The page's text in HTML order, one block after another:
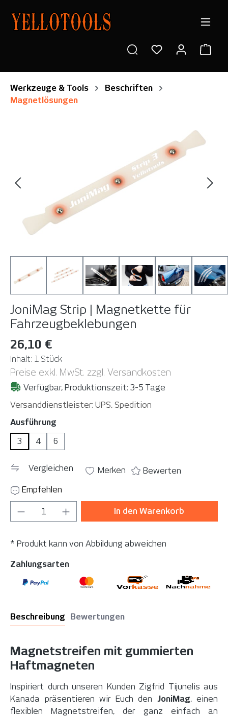
springen
Werkzeuge & Tools
Beschriften
Magnetlösungen
JoniMag Strip | Magnetkette für
Fahrzeugbeklebungen
26,10 €
Inhalt: 1 Stück
Preise exkl. MwSt. zzgl. Versandkosten
Verfügbar, Produktionszeit: 3-5 Tage
Versanddienstleister: UPS, Spedition
Ausführung
3
4 6
Vergleichen Merken
Bewerten
Empfehlen
Produkt Anzahl: Gib den gewünschten
In den Warenkorb
* Produkt kann von Abbildung abweichen
Zahlungsarten
Beschreibung Bewertungen
Magnetstreifen mit gummierten
Haftmagneten
Inspiriert durch unseren Kunden Zigfrid Tijunelis aus
Kanada präsentieren wir Euch den JoniMag, einen
flexiblen Magnetstreifen, der ganz einfach an